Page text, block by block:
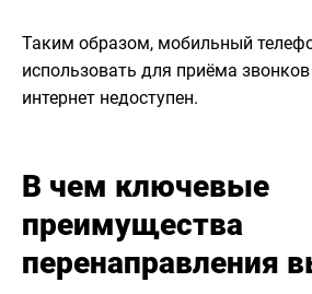
Таким образом, мобильный
использовать для приёма звонков
интернет недоступен.
В чем ключевые
преимущества
перенаправления